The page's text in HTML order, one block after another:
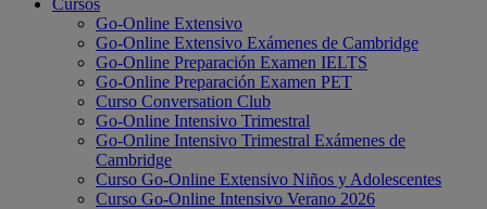
Cursos
Go-Online Extensivo
Go-Online Extensivo Exámenes de Cambridge
Go-Online Preparación Examen IELTS
Go-Online Preparación Examen PET
Curso Conversation Club
Go-Online Intensivo Trimestral
Go-Online Intensivo Trimestral Exámenes de
Cambridge
Curso Go-Online Extensivo Niños y Adolescentes
Curso Go-Online Intensivo Verano 2026